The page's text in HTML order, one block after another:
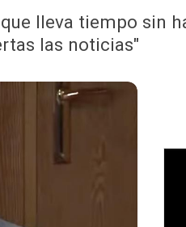
lleva tiempo sin
las noticias"